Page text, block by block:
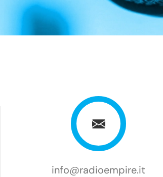
info@radioempire.it